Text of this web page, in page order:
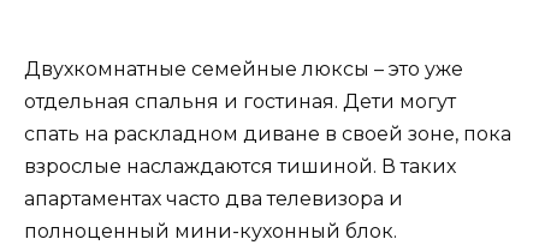
Двухкомнатные семейные люксы – это уже
отдельная спальня и гостиная. Дети могут
спать на раскладном диване в своей зоне, пока
взрослые наслаждаются тишиной. В таких
апартаментах часто два телевизора и
полноценный мини-кухонный блок.